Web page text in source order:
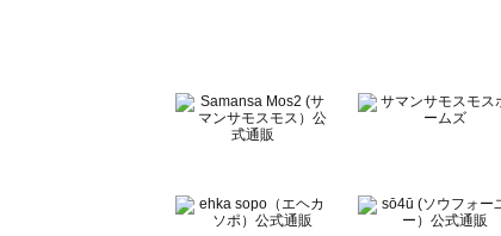
BETTY'S BLUE（べティーズブルー）のアウター一覧
Wpc.（ワールドパーティー）のアウター一覧